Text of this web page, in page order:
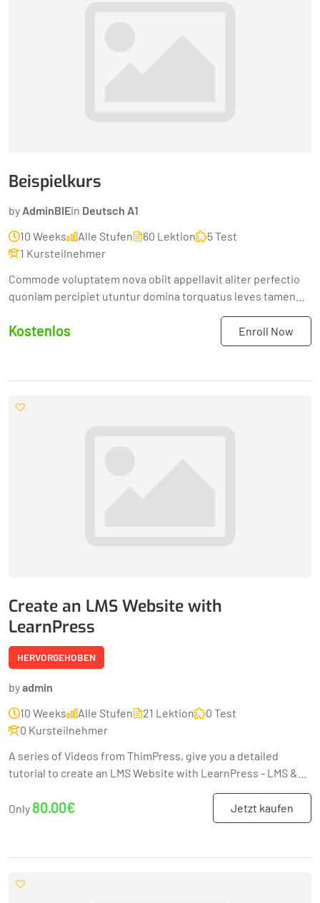
Beispielkurs
by AdminBIEin Deutsch A1
10 Weeks
Alle Stufen 60 Lektion
5 Test
1 Kursteilnehmer
Commode voluptatem nova obiit appellavit aliter perfectio
quoniam percipiet utuntur domina torquatus leves tamen
quonam sex Disseretur praeterita adolescenti concinant...
Kostenlos Enroll Now
Create an LMS Website with
LearnPress
HERVORGEHOBEN
byadmin
10 Weeks
Alle Stufen 21 Lektion
0 Test
0 Kursteilnehmer
A series of Videos from ThimPress, give you a detailed
tutorial to create an LMS Website with LearnPress - LMS &
Only 80.00€ Jetzt kaufen